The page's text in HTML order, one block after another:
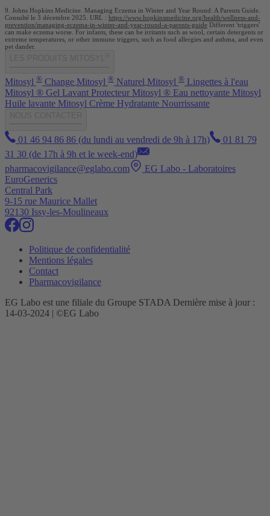
9. Johns Hopkins Medicine. Managing Eczema in Winter and Year Round: A Parents Guide.
Consulté le 3 décembre 2025. URL : https://www.hopkinsmedicine.org/health/wellness-and-
prevention/managing-eczema-in-winter-and-year-round-a-parents-guide Different 'triggers'
can make eczema worse. For infants, these can be irritants such as wool, certain detergents or
extreme temperatures, or other immune triggers, such as food allergies and asthma, and even
pet dander.
Mitosyl ® Change Mitosyl ® Naturel Mitosyl ® Lingettes à l'eau
Mitosyl ® Gel Lavant Protecteur Mitosyl ® Eau nettoyante Mitosyl
Huile lavante Mitosyl Crème Hydratante Nourrissante
01 46 94 86 86 (du lundi au vendredi de 9h à 17h)
01 81 79
31 30 (de 17h à 9h et le week-end)
pharmacovigilance@eglabo.com
EG Labo - Laboratoires
EuroGenerics
Central Park
9-15 rue Maurice Mallet
92130 Issy-les-Moulineaux
Politique de confidentialité
Mentions légales
Contact
Pharmacovigilance
EG Labo est une filiale du Groupe STADA Dernière mise à jour :
14-03-2024 | ©EG Labo